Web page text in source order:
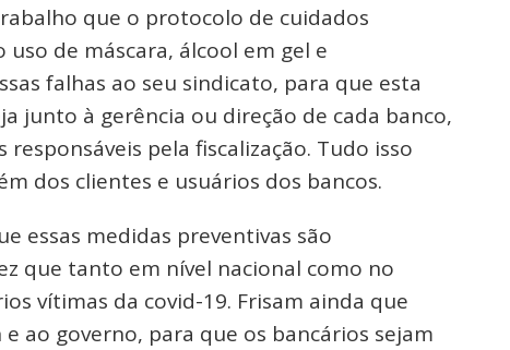
que o protocolo de cuidados
de máscara, álcool em gel e
falhas ao seu sindicato, para que esta
junto à gerência ou direção de cada banco,
pela fiscalização. Tudo isso
dos clientes e usuários dos bancos.
essas medidas preventivas são
que tanto em nível nacional como no
vítimas da covid-19. Frisam ainda que
ao governo, para que os bancários sejam